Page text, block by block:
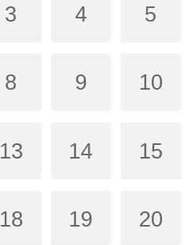
3 4 5
8 9 10
13 14 15
18 19 20